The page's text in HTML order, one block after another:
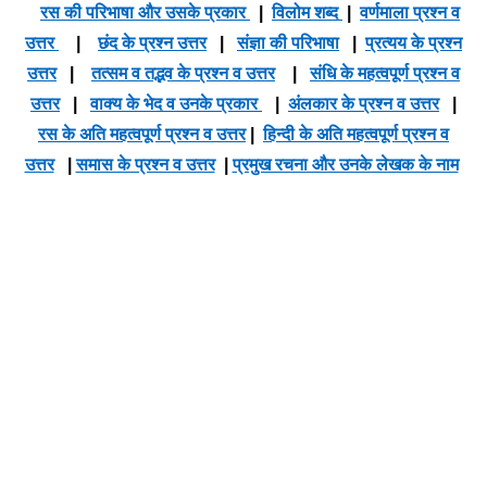
रस की परिभाषा और उसके प्रकार |विलोम शब्द |वर्णमाला प्रश्न व
उत्तर
|छंद के प्रश्न उत्तर|संज्ञा की परिभाषा|प्रत्यय के प्रश्न
उत्तर|तत्सम व तद्भव के प्रश्न व उत्तर|संधि के महत्वपूर्ण प्रश्न व
उत्तर|वाक्य के भेद व उनके प्रकार अंलकार के प्रश्न व उत्तर|
रस के अति महत्वपूर्ण प्रश्न व उत्तर|हिन्दी के अति महत्वपूर्ण प्रश्न व
उत्तर|समास के प्रश्न व उत्तर|प्रमुख रचना और उनके लेखक के नाम